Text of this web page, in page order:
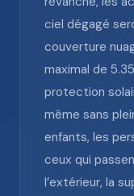
ciel dégagé
couverture
maximal de
protection
même sans
enfants, les
ceux qui
l’extérieur, la